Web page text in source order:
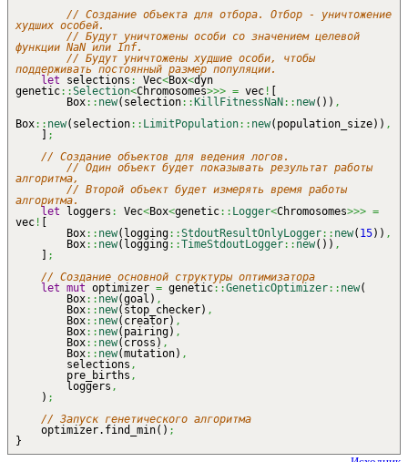
// Создание объекта для отбора. Отбор - уничтожение
худших особей.
// Будут уничтожены особи со значением целевой
функции NaN или Inf.
// Будут уничтожены худшие особи, чтобы
поддерживать постоянный размер популяции.
let selections : Vec<Box<dyn
genetic::Selection<Chromosomes>>> = vec !
Box:: new( selection:: KillFitnessNaN :: new( ) ) ,
Box:: new( selection:: LimitPopulation:: new( population_size) ) ,
;
// Создание объектов для ведения логов.
// Один объект будет показывать результат работы
алгоритма,
// Второй объект будет измерять время работы
алгоритма.
let loggers : Vec<Box<genetic:: Logger<Chromosomes>>> =
vec !
Box:: new( logging::StdoutResultOnlyLogger:: new( 15) ) ,
Box:: new( logging::TimeStdoutLogger:: new( ) ) ,
;
// Создание основной структуры оптимизатора
let mut optimizer = genetic::GeneticOptimizer:: new(
Box:: new(goal ) ,
Box:: new( stop_checker) ,
Box:: new( creator) ,
Box:: new( pairing) ,
Box:: new( cross ) ,
Box:: new(mutation) ,
selections ,
pre_births ,
loggers ,
) ;
// Запуск генетического алгоритма
optimizer.find_min( ) ;
}